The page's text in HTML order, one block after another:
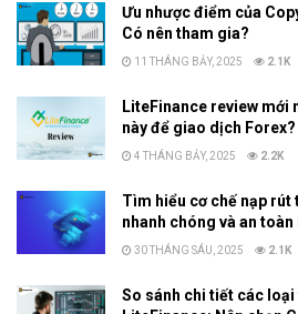
Ưu nhược điểm của
Có nên tham gia?
11 THÁNG BẢY, 2025 2.1K
LiteFinance review mới
này để giao dịch Forex?
4 THÁNG BẢY, 2025 2.2K
Tìm hiểu cơ chế nạp rút
nhanh chóng và an
30 THÁNG SÁU, 2025 2.1K
So sánh chi tiết các loại